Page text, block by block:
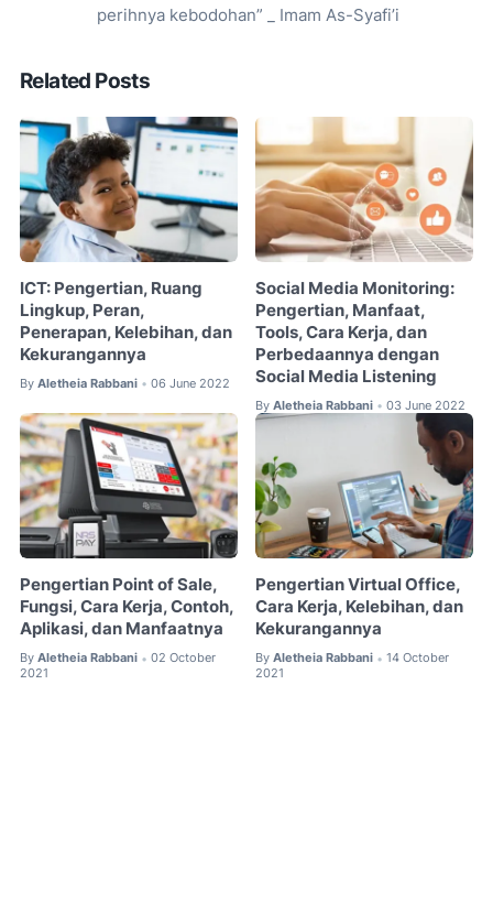
perihnya kebodohan” _ Imam As-Syafi’i
Related Posts
ICT: Pengertian, Ruang
Lingkup, Peran,
Penerapan, Kelebihan, dan
Kekurangannya
By Aletheia Rabbani • 06 June 2022
Social Media Monitoring:
Pengertian, Manfaat,
Tools, Cara Kerja, dan
Perbedaannya dengan
Social Media Listening
By Aletheia Rabbani • 03 June 2022
Pengertian Point of Sale,
Fungsi, Cara Kerja, Contoh,
Aplikasi, dan Manfaatnya
By Aletheia Rabbani • 02 October
2021
Pengertian Virtual Office,
Cara Kerja, Kelebihan, dan
Kekurangannya
By Aletheia Rabbani • 14 October
2021